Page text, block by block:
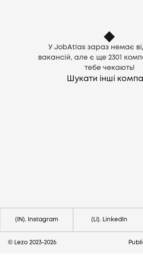
У JobAtlas зараз немає
вакансій, але є ще 2301
тебе чекають!
Шукати інші
(IN). Instagram (LI). LinkedIn
© Lezo 2023-2026